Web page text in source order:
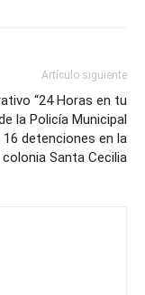
Artículo siguiente
“24 Horas en tu
la Policía Municipal
16 detenciones en la
colonia Santa Cecilia